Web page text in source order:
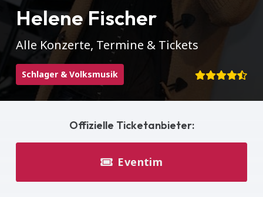
Helene Fischer
Alle Konzerte, Termine & Tickets
Schlager & Volksmusik
Offizielle Ticketanbieter:
Eventim